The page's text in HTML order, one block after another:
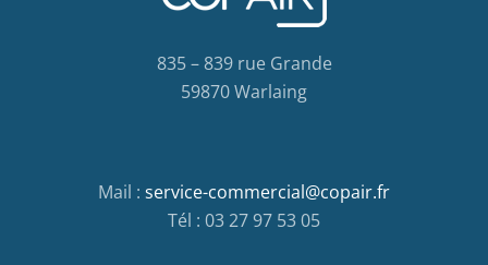
835 – 839 rue Grande
59870 Warlaing
Mail : service-commercial@copair.fr
Tél : 03 27 97 53 05